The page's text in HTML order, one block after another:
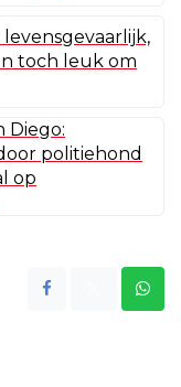
toch leuk om
Diego:
politiehond
op